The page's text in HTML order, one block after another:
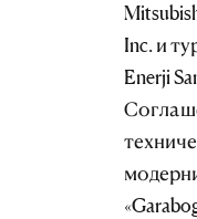
Inc. и
Enerji